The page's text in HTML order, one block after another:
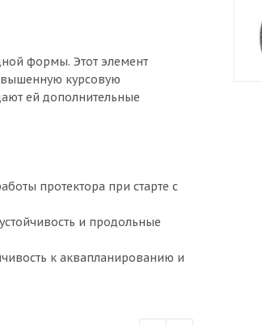
формы. Этот элемент
курсовую
ей дополнительные
протектора при старте с
и продольные
к аквапланированию и